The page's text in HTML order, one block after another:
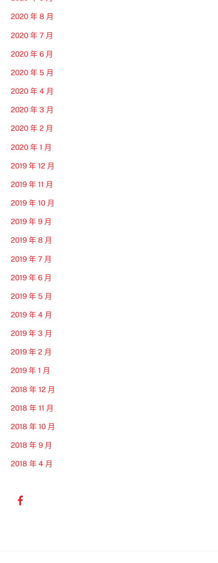
2020 年 8 月
2020 年 7 月
2020 年 6 月
2020 年 5 月
2020 年 4 月
2020 年 3 月
2020 年 2 月
2020 年 1 月
2019 年 12 月
2019 年 11 月
2019 年 10 月
2019 年 9 月
2019 年 8 月
2019 年 7 月
2019 年 6 月
2019 年 5 月
2019 年 4 月
2019 年 3 月
2019 年 2 月
2019 年 1 月
2018 年 12 月
2018 年 11 月
2018 年 10 月
2018 年 9 月
2018 年 4 月